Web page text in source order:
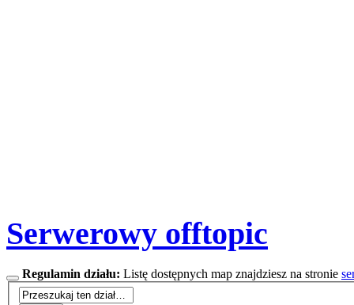
Serwerowy offtopic
Regulamin działu: Listę dostępnych map znajdziesz na stronie